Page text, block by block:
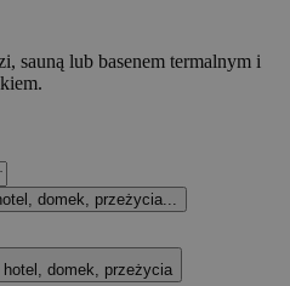
sauną lub basenem termalnym i
domek, przeżycia...
domek, przeżycia